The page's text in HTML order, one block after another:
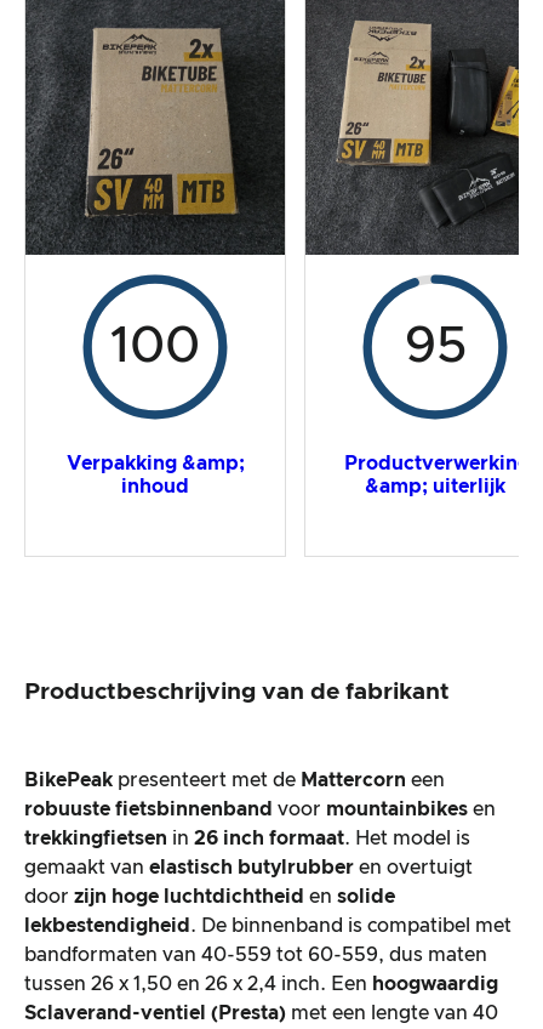
De praktijktest
Prijs/prestatieverhouding
Algemeen resultaat
100
Verpakking &amp;
inhoud
95
Productverwerking
&amp; uiterlijk
Productbeschrijving van de fabrikant
BikePeak presenteert met de Mattercorn een
robuuste fietsbinnenband voor mountainbikes en
trekkingfietsen in 26 inch formaat. Het model is
gemaakt van elastisch butylrubber en overtuigt
door zijn hoge luchtdichtheid en solide
lekbestendigheid . De binnenband is compatibel met
bandformaten van 40-559 tot 60-559, dus maten
tussen 26 x 1,50 en 26 x 2,4 inch. Een hoogwaardig
Sclaverand-ventiel (Presta) met een lengte van 40